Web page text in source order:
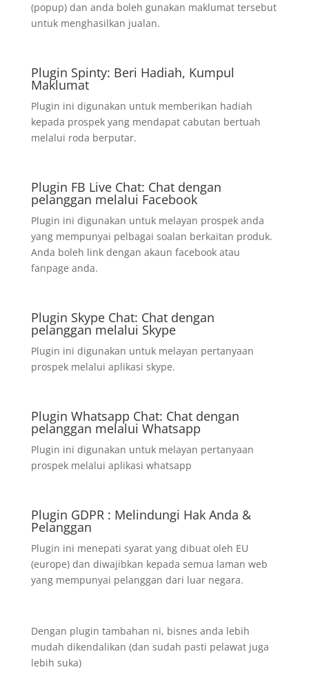
(popup) dan anda boleh gunakan maklumat tersebut
untuk menghasilkan jualan.
Plugin Spinty: Beri Hadiah, Kumpul
Maklumat
Plugin ini digunakan untuk memberikan hadiah
kepada prospek yang mendapat cabutan bertuah
melalui roda berputar.
Plugin FB Live Chat: Chat dengan
pelanggan melalui Facebook
Plugin ini digunakan untuk melayan prospek anda
yang mempunyai pelbagai soalan berkaitan produk.
Anda boleh link dengan akaun facebook atau
fanpage anda.
Plugin Skype Chat: Chat dengan
pelanggan melalui Skype
Plugin ini digunakan untuk melayan pertanyaan
prospek melalui aplikasi skype.
Plugin Whatsapp Chat: Chat dengan
pelanggan melalui Whatsapp
Plugin ini digunakan untuk melayan pertanyaan
prospek melalui aplikasi whatsapp
Plugin GDPR : Melindungi Hak Anda &
Pelanggan
Plugin ini menepati syarat yang dibuat oleh EU
(europe) dan diwajibkan kepada semua laman web
yang mempunyai pelanggan dari luar negara.
Dengan plugin tambahan ni, bisnes anda lebih
mudah dikendalikan (dan sudah pasti pelawat juga
lebih suka)